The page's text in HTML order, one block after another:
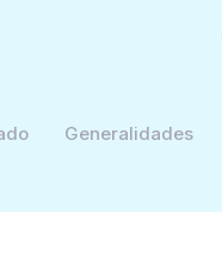
Generalidades